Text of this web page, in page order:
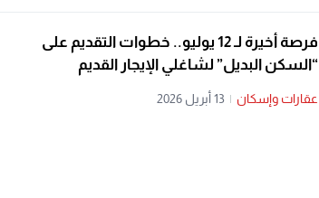
فرصة أخيرة لـ 12 يوليو.. خطوات التقديم على
“السكن البديل” لشاغلي الإيجار القديم
عقارات وإسكان | 13 أبريل 2026